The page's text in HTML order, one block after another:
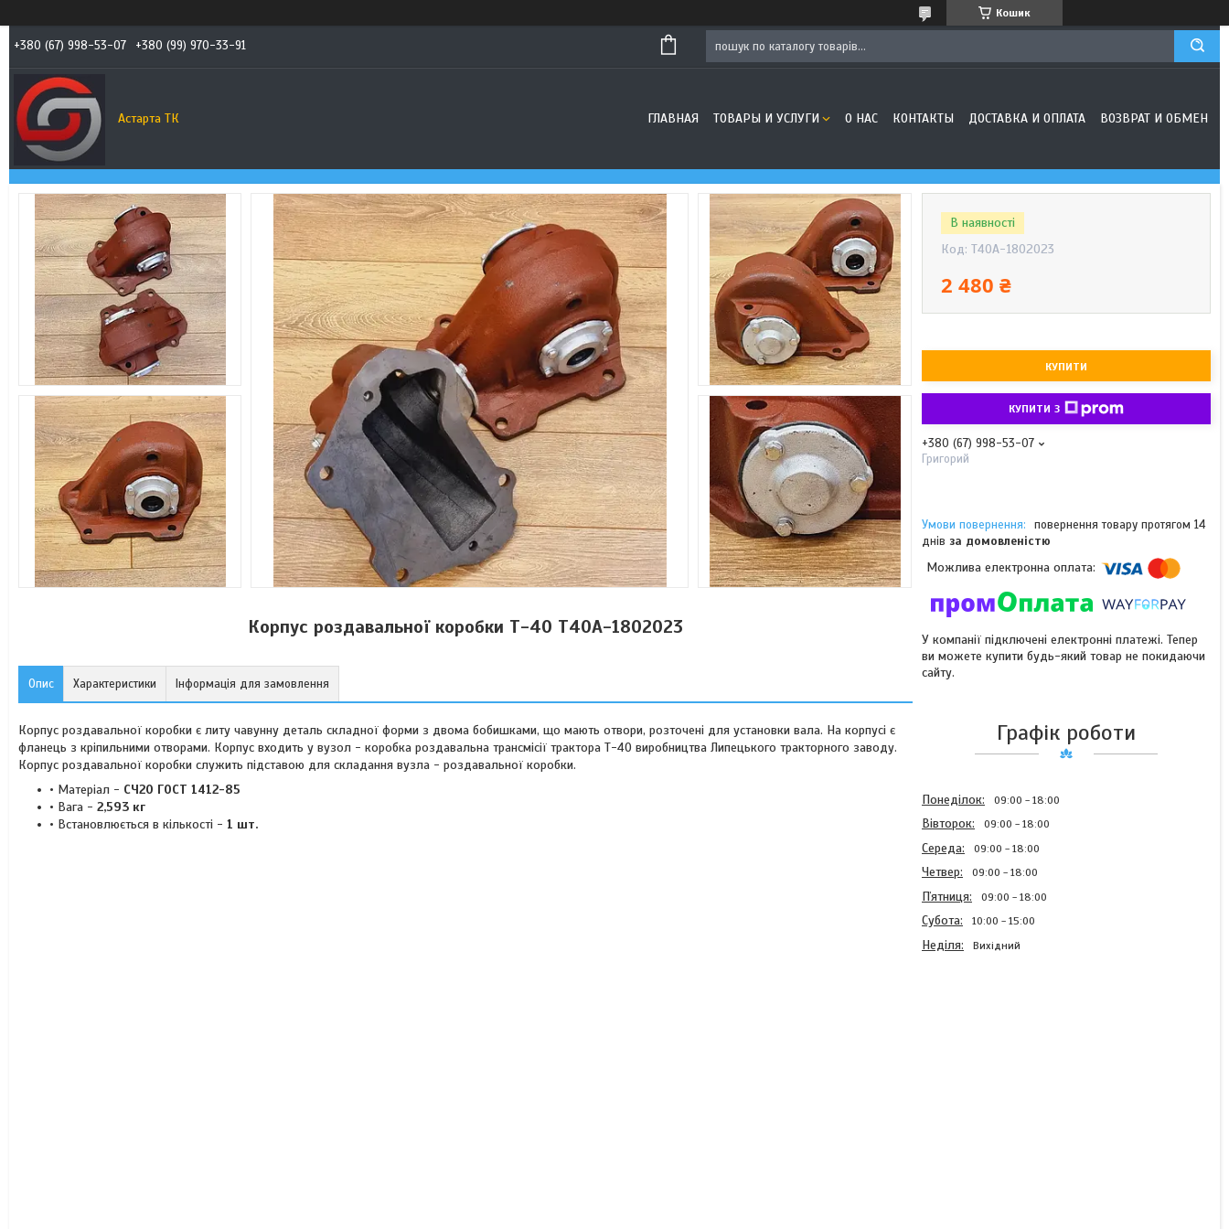
Кошик
+380 (67) 998-53-07 +380 (99) 970-33-91
Астарта ТК ГЛАВНАЯ ТОВАРЫ И УСЛУГИ О НАС КОНТАКТЫ ДОСТАВКА И ОПЛАТА ВОЗВРАТ И ОБМЕН
Корпус роздавальної коробки Т-40 Т40А-1802023
Опис Характеристики Інформація для замовлення
Корпус роздавальної коробки є литу чавунну деталь складної форми з двома бобишками, що мають отвори, розточені для установки вала. На корпусі є
фланець з кріпильними отворами. Корпус входить у вузол - коробка роздавальна трансмісії трактора Т-40 виробництва Липецького тракторного заводу.
Корпус роздавальної коробки служить підставою для складання вузла - роздавальної коробки.
• Матеріал - СЧ20 ГОСТ 1412-85
• Вага - 2,593 кг
• Встановлюється в кількості - 1 шт.
В наявності
Код: Т40А-1802023
2 480 ₴
КУПИТИ
КУПИТИ З
+380 (67) 998-53-07
Григорий
повернення товару протягом 14
днів за домовленістю
У компанії підключені електронні платежі. Тепер
ви можете купити будь-який товар не покидаючи
сайту.
Графік роботи
Понеділок 09:00 18:00
Вівторок 09:00 18:00
Середа 09:00 18:00
Четвер 09:00 18:00
Пʼятниця 09:00 18:00
Субота 10:00 15:00
Неділя Вихідний